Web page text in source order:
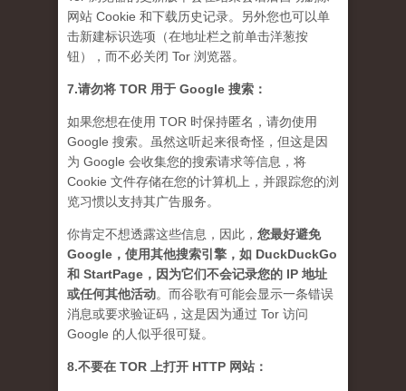
网站 Cookie 和下载历史记录。另外您也可以单
击新建标识选项（在地址栏之前单击洋葱按
钮），而不必关闭 Tor 浏览器。
7.请勿将 TOR 用于 Google 搜索：
如果您想在使用 TOR 时保持匿名，请勿使用
Google 搜索。虽然这听起来很奇怪，但这是因
为 Google 会收集您的搜索请求等信息，将
Cookie 文件存储在您的计算机上，并跟踪您的浏
览习惯以支持其广告服务。
你肯定不想透露这些信息，因此， 您最好避免
Google，使用其他搜索引擎，如 DuckDuckGo
和 StartPage，因为它们不会记录您的 IP 地址
或任何其他活动。而谷歌有可能会显示一条错误
消息或要求验证码，这是因为通过 Tor 访问
Google 的人似乎很可疑。
8.不要在 TOR 上打开 HTTP 网站：